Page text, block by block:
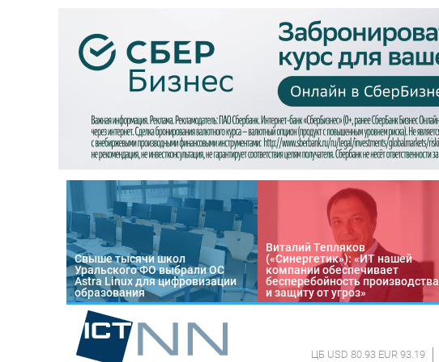
Свыше тысячи школ
Уральского ФО выбрали ОС
Astra Linux для цифровизации
образования
Виталий Тепляков
(«Синергетик»): «ИТ нашей
компании обеспечивает
бесперебойность производства
и защиту от угроз»
ЦБ USD 80.93 EUR 93.19